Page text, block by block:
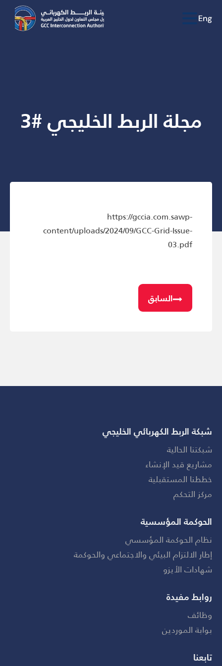
مجلة الربط الخليجي #3
https://gccia.com.sawp-
content/uploads/2024/09/GCC-Grid-Issue-
03.pdf
السابق
شبكة الربط الكهربائي الخليجي
شبكتنا الحالية
مشاريع قيد الإنشاء
خططنا المستقبلية
مركز التحكم
الحوكمة المؤسسية
نظام الحوكمة المؤسسي
إطار الالتزام البيئي والاجتماعي والحوكمة
شهادات الأيزو
روابط مفيدة
وظائف
بوابة الموردين
تابعنا